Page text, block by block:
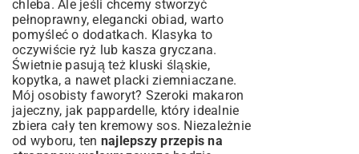
chleba. Ale jeśli chcemy stworzyć
pełnoprawny, elegancki obiad, warto
pomyśleć o dodatkach. Klasyka to
oczywiście ryż lub kasza gryczana.
Świetnie pasują też kluski śląskie,
kopytka, a nawet placki ziemniaczane.
Mój osobisty faworyt? Szeroki makaron
jajeczny, jak pappardelle, który idealnie
zbiera cały ten kremowy sos. Niezależnie
od wyboru, ten najlepszy przepis na